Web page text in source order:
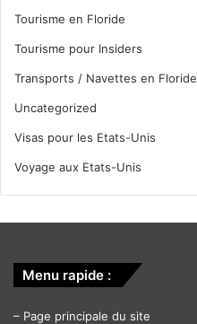
Tourisme en Floride
Tourisme pour Insiders
Transports / Navettes en Floride
Uncategorized
Visas pour les Etats-Unis
Voyage aux Etats-Unis
Menu rapide :
– Page principale du site